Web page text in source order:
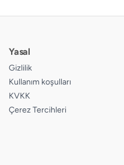
Yasal
Gizlilik
Kullanım koşulları
KVKK
Çerez Tercihleri